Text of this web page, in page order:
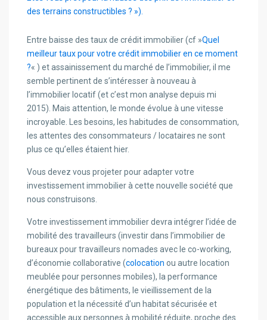
des terrains constructibles ? »).
Entre baisse des taux de crédit immobilier (cf »Quel
meilleur taux pour votre crédit immobilier en ce moment
?« ) et assainissement du marché de l’immobilier, il me
semble pertinent de s’intéresser à nouveau à
l’immobilier locatif (et c’est mon analyse depuis mi
2015). Mais attention, le monde évolue à une vitesse
incroyable. Les besoins, les habitudes de consommation,
les attentes des consommateurs / locataires ne sont
plus ce qu’elles étaient hier.
Vous devez vous projeter pour adapter votre
investissement immobilier à cette nouvelle société que
nous construisons.
Votre investissement immobilier devra intégrer l’idée de
mobilité des travailleurs (investir dans l’immobilier de
bureaux pour travailleurs nomades avec le co-working,
d’économie collaborative (colocation ou autre location
meublée pour personnes mobiles), la performance
énergétique des bâtiments, le vieillissement de la
population et la nécessité d’un habitat sécurisée et
accessible aux personnes à mobilité réduite, proche des